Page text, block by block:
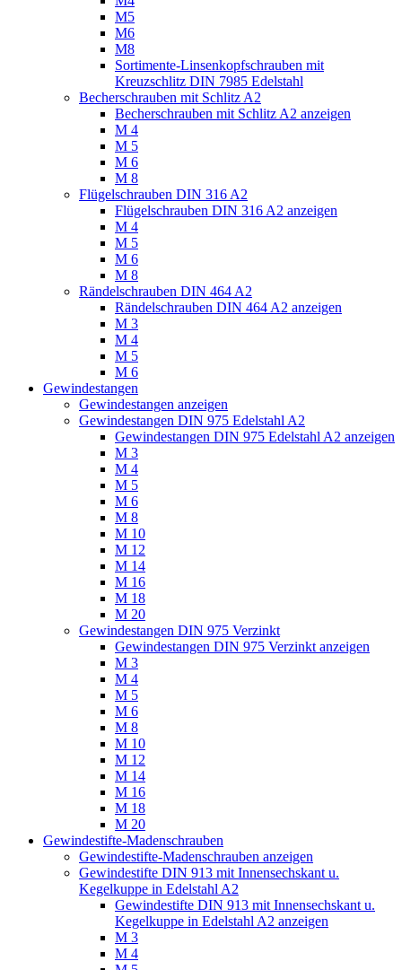
M5
M6
M8
Sortimente-Linsenkopfschrauben mit
Kreuzschlitz DIN 7985 Edelstahl
Becherschrauben mit Schlitz A2
Becherschrauben mit Schlitz A2 anzeigen
M 4
M 5
M 6
M 8
Flügelschrauben DIN 316 A2
Flügelschrauben DIN 316 A2 anzeigen
M 4
M 5
M 6
M 8
Rändelschrauben DIN 464 A2
Rändelschrauben DIN 464 A2 anzeigen
M 3
M 4
M 5
M 6
Gewindestangen
Gewindestangen anzeigen
Gewindestangen DIN 975 Edelstahl A2
Gewindestangen DIN 975 Edelstahl A2 anzeigen
M 3
M 4
M 5
M 6
M 8
M 10
M 12
M 14
M 16
M 18
M 20
Gewindestangen DIN 975 Verzinkt
Gewindestangen DIN 975 Verzinkt anzeigen
M 3
M 4
M 5
M 6
M 8
M 10
M 12
M 14
M 16
M 18
M 20
Gewindestifte-Madenschrauben
Gewindestifte-Madenschrauben anzeigen
Gewindestifte DIN 913 mit Innensechskant u.
Kegelkuppe in Edelstahl A2
Gewindestifte DIN 913 mit Innensechskant u.
Kegelkuppe in Edelstahl A2 anzeigen
M 3
M 4